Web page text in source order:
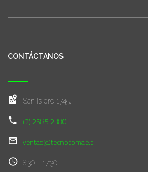
CONTÁCTANOS
San Isidro 1745,
(2) 2585 2380
ventas@tecnocomae.cl
8:30 - 17:30